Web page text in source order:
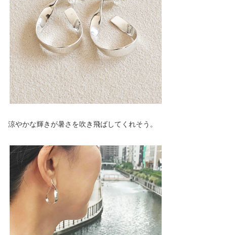
涼やかな輝きが暑さを吹き飛ばしてくれそう。